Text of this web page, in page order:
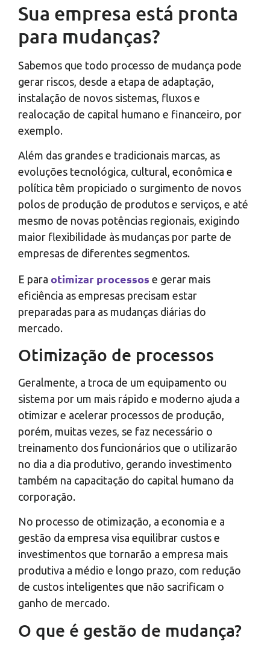
Sua empresa está pronta
para mudanças?
Sabemos que todo processo de mudança pode
gerar riscos, desde a etapa de adaptação,
instalação de novos sistemas, fluxos e
realocação de capital humano e financeiro, por
exemplo.
Além das grandes e tradicionais marcas, as
evoluções tecnológica, cultural, econômica e
política têm propiciado o surgimento de novos
polos de produção de produtos e serviços, e até
mesmo de novas potências regionais, exigindo
maior flexibilidade às mudanças por parte de
empresas de diferentes segmentos.
E para otimizar processos e gerar mais
eficiência as empresas precisam estar
preparadas para as mudanças diárias do
mercado.
Otimização de processos
Geralmente, a troca de um equipamento ou
sistema por um mais rápido e moderno ajuda a
otimizar e acelerar processos de produção,
porém, muitas vezes, se faz necessário o
treinamento dos funcionários que o utilizarão
no dia a dia produtivo, gerando investimento
também na capacitação do capital humano da
corporação.
No processo de otimização, a economia e a
gestão da empresa visa equilibrar custos e
investimentos que tornarão a empresa mais
produtiva a médio e longo prazo, com redução
de custos inteligentes que não sacrificam o
ganho de mercado.
O que é gestão de mudança?